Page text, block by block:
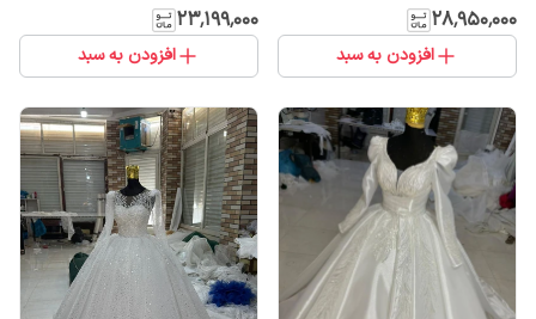
۲۸٬۹۵۰٬۰۰۰
افزودن به سبد
۲۳٬۱۹۹٬۰۰۰
افزودن به سبد